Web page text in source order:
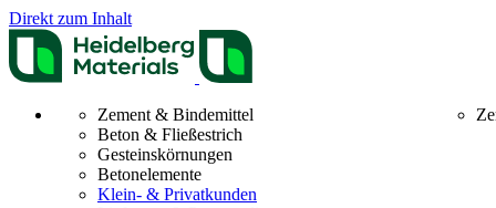
Direkt zum Inhalt
Zement & Bindemittel
Beton & Fließestrich
Gesteinskörnungen
Betonelemente
Klein- & Privatkunden